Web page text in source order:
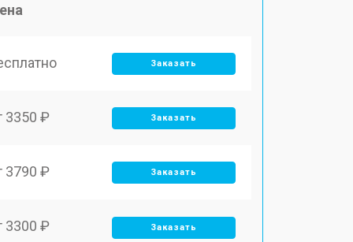
Заказать
3350 ₽ Заказать
3790 ₽ Заказать
3300 ₽ Заказать